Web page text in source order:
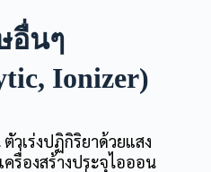
อื่นๆ
Ionizer)
วเร่งปฏิกิริยาด้วยแสง
รื่องสร้างประจุไอออน